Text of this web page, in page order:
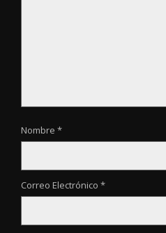
Nombre *
Correo Electrónico *